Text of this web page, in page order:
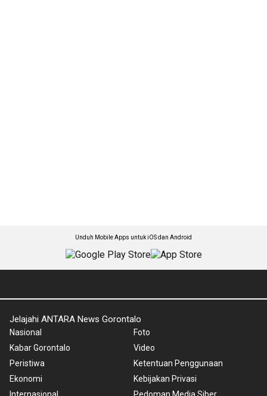
Unduh Mobile Apps untuk iOS dan Android
Jelajahi ANTARA News Gorontalo
Nasional
Kabar Gorontalo
Peristiwa
Ekonomi
Internasional
Foto
Video
Ketentuan Penggunaan
Kebijakan Privasi
Pedoman Media Siber